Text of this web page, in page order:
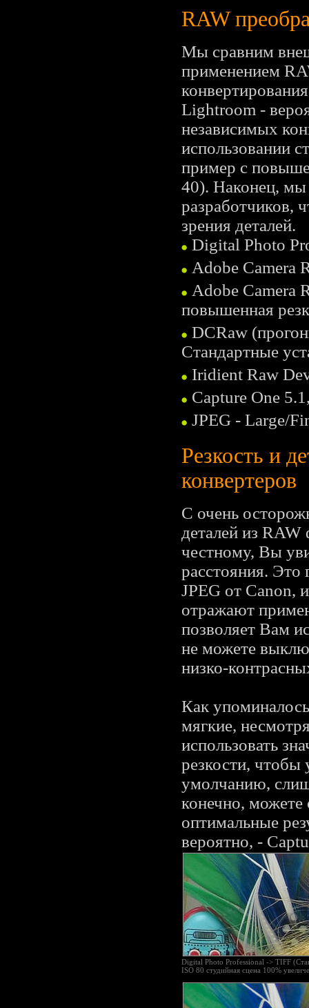
RAW
Мы сравним
применением
Lightroom -
независимых
использовании
пример с
40). Наконец, мы
разработчиков,
зрения деталей.
Digital Photo
Adobe Camera
Adobe Camera
повышенная
DCRaw
Стандартные
Iridient Raw
Capture One
JPEG - Large/
Резкость и
конвертеров
С очень
деталей из
честному, Вы
расстояния. Это
JPEG от Canon,
отражают
позволяет Вам
не можете
низко-
Как
мягкие,
использовать
резкости, чтобы
умолчанию,
конечно, можете
оптимальные
вероятно, -
Digital Photo Professional -> TIFF
ISO 80 студийная сцена 100%